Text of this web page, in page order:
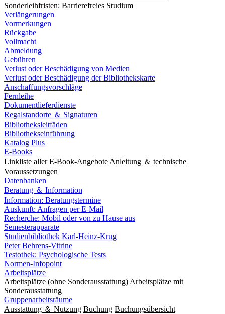
Sonderleihfristen: Barrierefreies Studium
Verlängerungen
Vormerkungen
Rückgabe
Vollmacht
Abmeldung
Gebühren
Verlust oder Beschädigung von Medien
Verlust oder Beschädigung der Bibliothekskarte
Anschaffungsvorschläge
Fernleihe
Dokumentlieferdienste
Regalstandorte ＆ Signaturen
Bibliotheksleitfäden
Bibliothekseinführung
Katalog Plus
E-Books
Linkliste aller E-Book-Angebote Anleitung ＆ technische
Voraussetzungen
Datenbanken
Beratung ＆ Information
Information: Beratungstermine
Auskunft: Anfragen per E-Mail
Recherche: Mobil oder von zu Hause aus
Semesterapparate
Studienbibliothek Karl-Heinz-Krug
Peter Behrens-Vitrine
Testothek: Psychologische Tests
Normen-Infopoint
Arbeitsplätze
Arbeitsplätze (ohne Sonderausstattung) Arbeitsplätze mit
Sonderausstattung
Gruppenarbeitsräume
Ausstattung ＆ Nutzung Buchung Buchungsübersicht